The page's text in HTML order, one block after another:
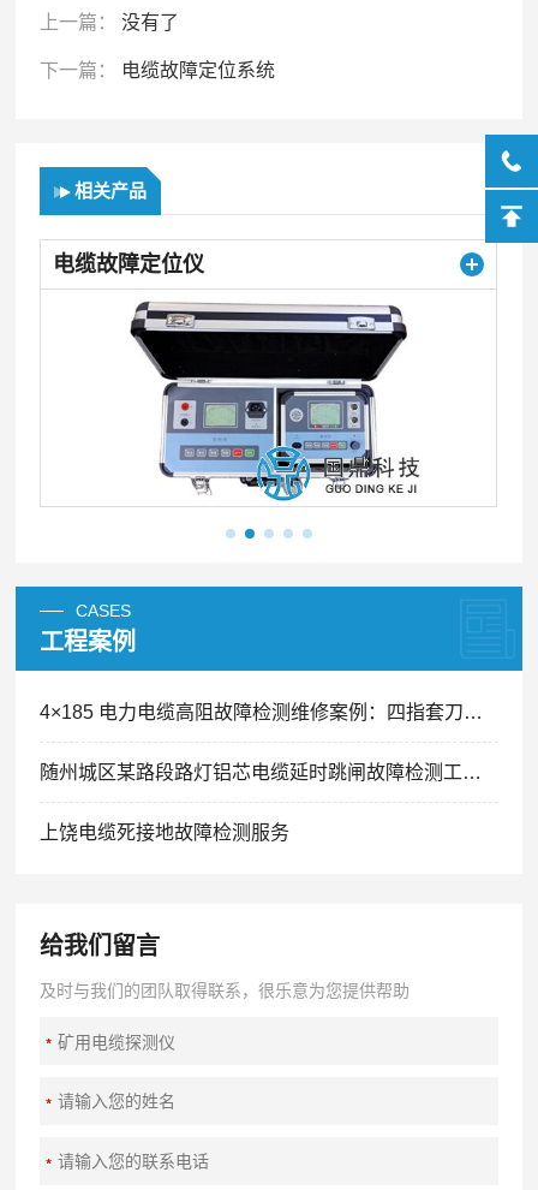
上一篇：没有了
下一篇： 电缆故障定位系统
相关产品
电缆故障定位仪
CASES
工程案例
4×185 电力电缆高阻故障检测维修案例：四指套刀片划痕引发间歇性跳闸精准排查
随州城区某路段路灯铝芯电缆延时跳闸故障检测工程案例
上饶电缆死接地故障检测服务
给我们留言
及时与我们的团队取得联系，很乐意为您提供帮助